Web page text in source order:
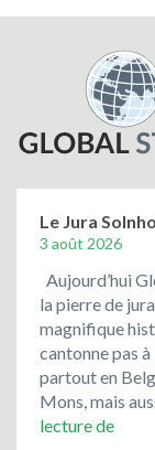
Le Jura
3 août 2026
Aujourd’hui
la pierre de
magnifique
cantonne pas à
partout en
Mons, mais
lecture deLe